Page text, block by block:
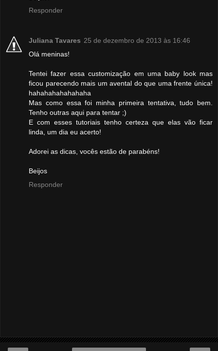
Responder
Juliana Tavares 25 de dezembro de 2013 às 16:46
Olá meninas!
Tentei fazer essa customização em uma baby look mas
ficou parecendo mais um avental do que uma frente única!
hahahahahahahaha
Mas como essa foi minha primeira tentativa, tudo bem.
Tenho outras aqui para tentar ;)
E com esses tutoriais tenho certeza que elas vão ficar
linda, um dia eu acerto!
Adorei as dicas, vocês estão de parabéns!
Beijos
Responder